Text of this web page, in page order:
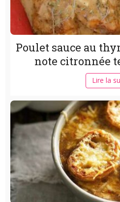
Poulet sauce au
note citronnée
Lire la